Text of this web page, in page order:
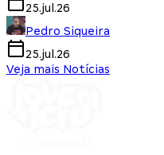
25.jul.26
Pedro Siqueira
25.jul.26
Veja mais Notícias